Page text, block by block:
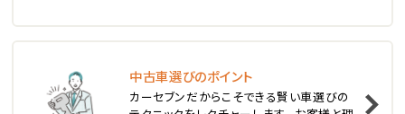
2位
中古車選びのポイント
カーセブンだからこそできる賢い車選びの